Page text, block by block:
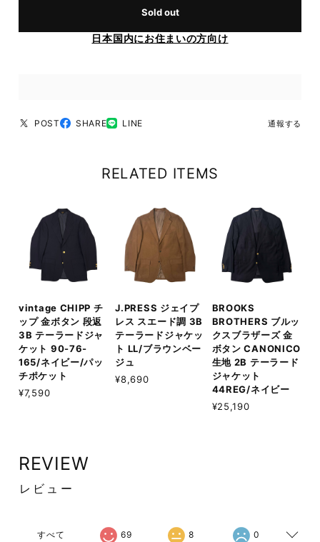
Sold out
日本国内にお住まいの方向け
POST SHARE LINE 通報する
RELATED ITEMS
vintage CHIPP チ
ップ 金ボタン 段返
3B テーラードジャ
ケット 90-76-
165/ネイビー/パッ
チポケット
¥7,590
J.PRESS ジェイプ
レス スエード調 3B
テーラードジャケッ
ト LL/ブラウンベー
ジュ
¥8,690
BROOKS
BROTHERS ブルッ
クスブラザーズ 金
ボタン CANONICO
生地 2B テーラード
ジャケット
44REG/ネイビー
¥25,190
REVIEW
レビュー
すべて 69 8 0